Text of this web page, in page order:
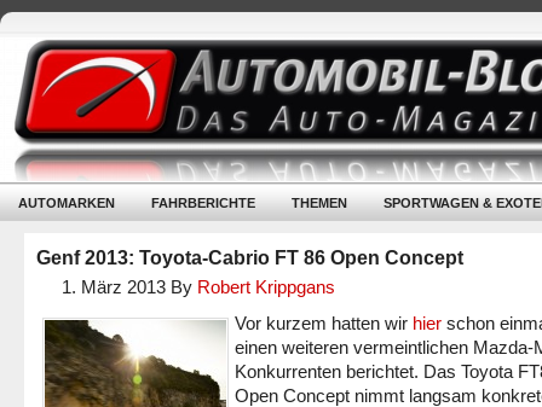
AUTOMARKEN FAHRBERICHTE THEMEN SPORTWAGEN &
Genf 2013: Toyota-Cabrio FT 86 Open Concept
1. März 2013 By Robert Krippgans
Vor kurzem hatten wir hier schon
einen weiteren vermeintlichen Mazda-
Konkurrenten berichtet. Das Toyota
Open Concept nimmt langsam